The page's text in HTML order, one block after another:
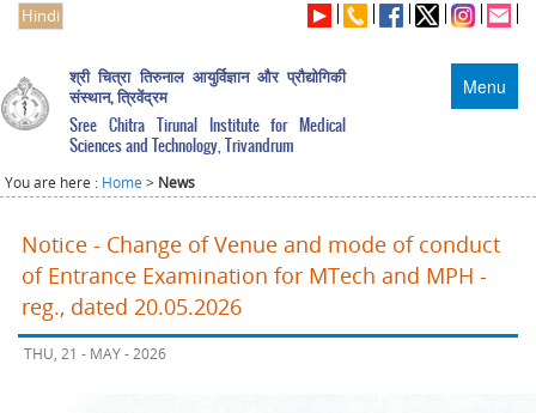
Hindi
Menu
श्री चित्रा तिरुनाल आयुर्विज्ञान और प्रौद्योगिकी
संस्थान, त्रिवेंद्रम
Sree Chitra Tirunal Institute for Medical
Sciences and Technology, Trivandrum
You are here : Home > News
Notice - Change of Venue and mode of conduct
of Entrance Examination for MTech and MPH -
reg., dated 20.05.2026
THU, 21 - MAY - 2026